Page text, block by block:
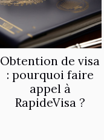
Obtention de visa
: pourquoi faire
appel à
RapideVisa ?